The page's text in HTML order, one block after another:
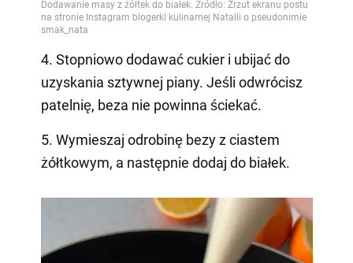
4. Stopniowo dodawać cukier i ubijać do
uzyskania sztywnej piany. Jeśli odwrócisz
patelnię, beza nie powinna ściekać.
5. Wymieszaj odrobinę bezy z ciastem
żółtkowym, a następnie dodaj do białek.